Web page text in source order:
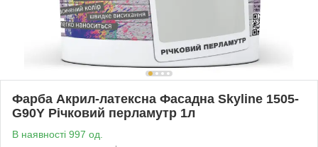
Фарба Акрил-латексна Фасадна Skyline 1505-
G90Y Річковий перламутр 1л
В наявності 997 од.